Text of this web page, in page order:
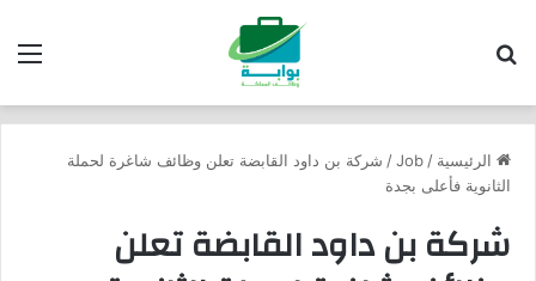
الرئيسية /
Job
/ شركة بن داود القابضة تعلن وظائف شاغرة لحملة
الثانوية فأعلى بجدة
شركة بن داود القابضة تعلن